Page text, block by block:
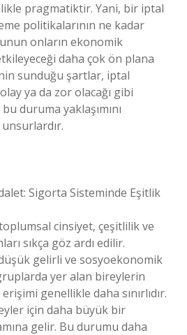
pragmatiktir. Yani, bir iptal
politikalarının ne kadar
onların ekonomik
daha çok ön plana
sunduğu şartlar, iptal
ya da zor olacağı gibi
duruma yaklaşımını
Sigorta Sisteminde Eşitlik
cinsiyet, çeşitlilik ve
sıkça göz ardı edilir.
gelirli ve sosyoekonomik
yer alan bireylerin
genellikle daha sınırlıdır.
için daha büyük bir
gelir. Bu durumu daha